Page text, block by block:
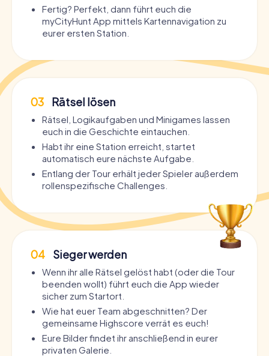
Fertig? Perfekt, dann führt euch die
myCityHunt App mittels Kartennavigation zu
eurer ersten Station.
03 Rätsel lösen
Rätsel, Logikaufgaben und Minigames lassen
euch in die Geschichte eintauchen.
Habt ihr eine Station erreicht, startet
automatisch eure nächste Aufgabe.
Entlang der Tour erhält jeder Spieler außerdem
rollenspezifische Challenges.
04 Sieger werden
Wenn ihr alle Rätsel gelöst habt (oder die Tour
beenden wollt) führt euch die App wieder
sicher zum Startort.
Wie hat euer Team abgeschnitten? Der
gemeinsame Highscore verrät es euch!
Eure Bilder findet ihr anschließend in eurer
privaten Galerie.